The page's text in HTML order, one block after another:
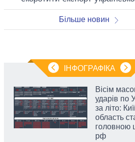
Більше новин
ІНФОГРАФІКА
Вісім
ударів по
за літо:
область
головною
рф